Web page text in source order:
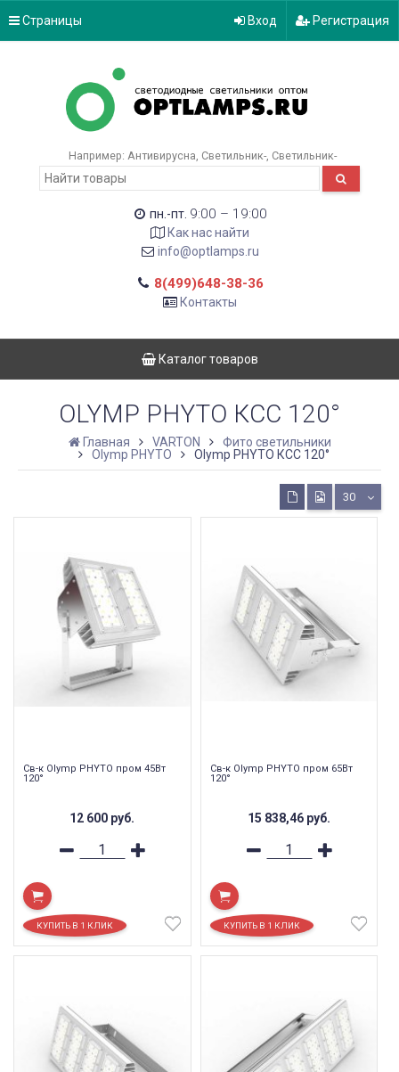
Страницы Вход Регистрация
Например: Антивирусна Светильник- Светильник-
пн.-пт. 9:00 – 19:00
Как нас найти
info@optlamps.ru
8(499)648-38-36
Контакты
Каталог товаров
OLYMP PHYTO КСС 120°
Главная VARTON
Фито светильники
Olymp PHYTO
Olymp PHYTO КСС 120°
30
Св-к Olymp PHYTO пром 45Вт
120°
12 600 руб.
Св-к Olymp PHYTO пром 65Вт
120°
15 838,46 руб.